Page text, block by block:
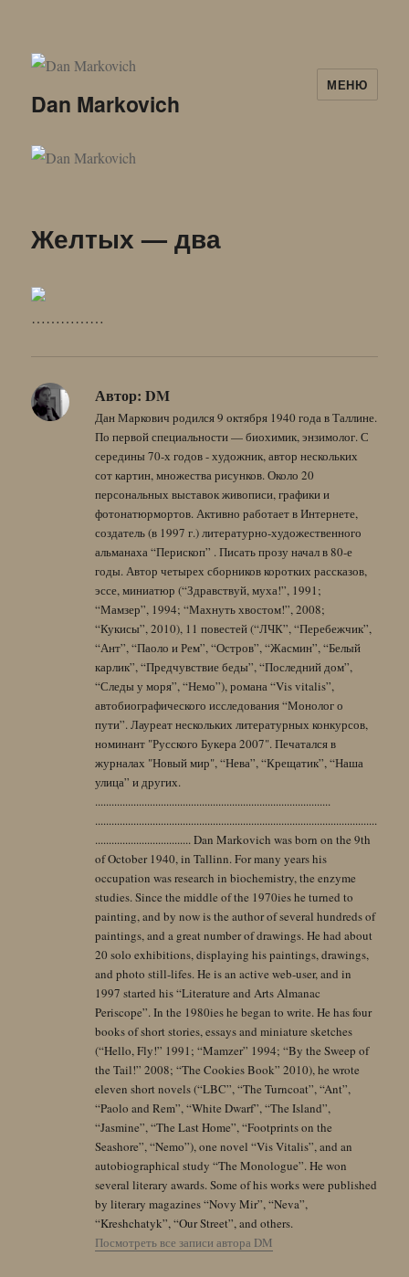
Dan Markovich
МЕНЮ
Желтых — два
……………
Автор: DM
Дан Маркович родился 9 октября 1940 года в Таллине.
По первой специальности — биохимик, энзимолог. С
середины 70-х годов - художник, автор нескольких
сот картин, множества рисунков. Около 20
персональных выставок живописи, графики и
фотонатюрмортов. Активно работает в Интернете,
создатель (в 1997 г.) литературно-художественного
альманаха “Перископ” . Писать прозу начал в 80-е
годы. Автор четырех сборников коротких рассказов,
эссе, миниатюр (“Здравствуй, муха!”, 1991;
“Мамзер”, 1994; “Махнуть хвостом!”, 2008;
“Кукисы”, 2010), 11 повестей (“ЛЧК”, “Перебежчик”,
“Ант”, “Паоло и Рем”, “Остров”, “Жасмин”, “Белый
карлик”, “Предчувствие беды”, “Последний дом”,
“Следы у моря”, “Немо”), романа “Vis vitalis”,
автобиографического исследования “Монолог о
пути”. Лауреат нескольких литературных конкурсов,
номинант "Русского Букера 2007". Печатался в
журналах "Новый мир", “Нева”, “Крещатик”, “Наша
улица” и других.
......................................................................................
.......................................................................................................
................................... Dan Markovich was born on the 9th
of October 1940, in Tallinn. For many years his
occupation was research in biochemistry, the enzyme
studies. Since the middle of the 1970ies he turned to
painting, and by now is the author of several hundreds of
paintings, and a great number of drawings. He had about
20 solo exhibitions, displaying his paintings, drawings,
and photo still-lifes. He is an active web-user, and in
1997 started his “Literature and Arts Almanac
Periscope”. In the 1980ies he began to write. He has four
books of short stories, essays and miniature sketches
(“Hello, Fly!” 1991; “Mamzer” 1994; “By the Sweep of
the Tail!” 2008; “The Cookies Book” 2010), he wrote
eleven short novels (“LBC”, “The Turncoat”, “Ant”,
“Paolo and Rem”, “White Dwarf”, “The Island”,
“Jasmine”, “The Last Home”, “Footprints on the
Seashore”, “Nemo”), one novel “Vis Vitalis”, and an
autobiographical study “The Monologue”. He won
several literary awards. Some of his works were published
by literary magazines “Novy Mir”, “Neva”,
“Kreshchatyk”, “Our Street”, and others.
Посмотреть все записи автора DM